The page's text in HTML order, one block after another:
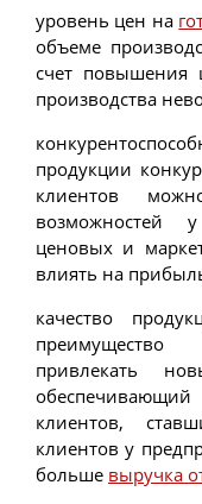
уровень цен на
объеме
счет повышения
производства
продукции
клиентов
возможностей
ценовых и
влиять на
качество
привлекать
клиентов,
клиентов у
больше выручка